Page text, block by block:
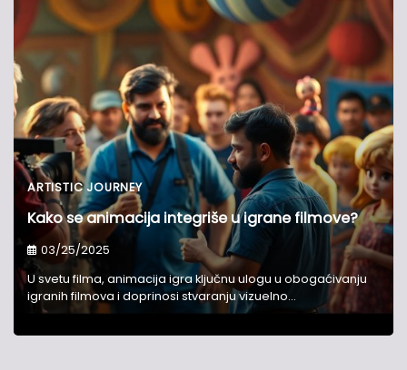
ARTISTIC JOURNEY
Kako se animacija integriše u igrane filmove?
03/25/2025
U svetu filma, animacija igra ključnu ulogu u obogaćivanju
igranih filmova i doprinosi stvaranju vizuelno…